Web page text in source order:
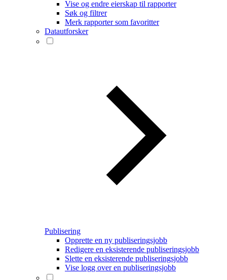
Vise og endre eierskap til rapporter
Søk og filtrer
Merk rapporter som favoritter
Datautforsker
Publisering
Opprette en ny publiseringsjobb
Redigere en eksisterende publiseringsjobb
Slette en eksisterende publiseringsjobb
Vise logg over en publiseringsjobb